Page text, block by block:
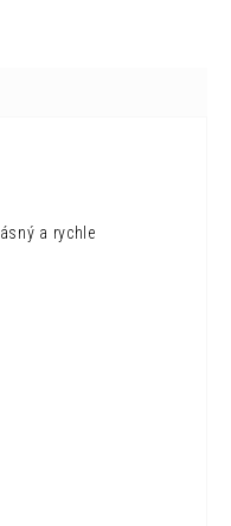
a rychle